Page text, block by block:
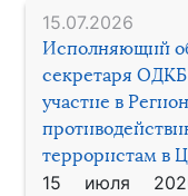
15.07.2026
Исполняющий
секретаря
участие в
террористам в
15 июля